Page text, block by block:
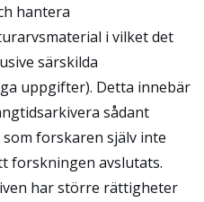
hantera
i vilket det
särskilda
uppgifter). Detta innebär
sådant
forskaren själv inte
forskningen avslutats.
har större rättigheter